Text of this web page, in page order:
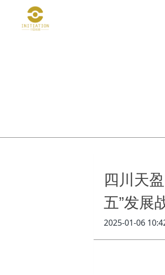
四川天
五”发展
2025-01-06